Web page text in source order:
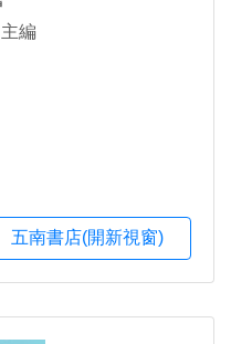
編
五南書店(開新視窗)